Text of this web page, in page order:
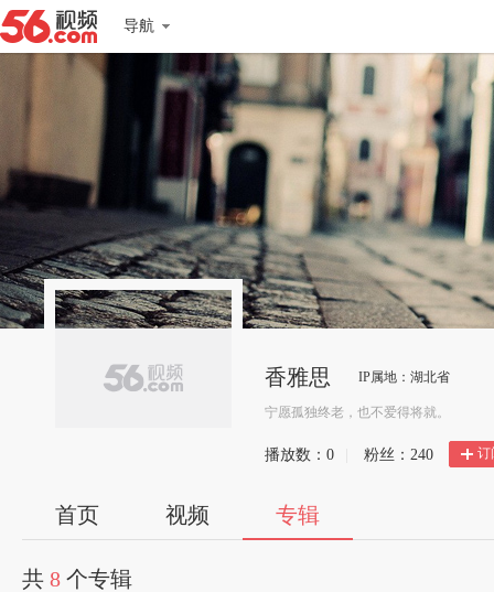
导航
香雅思 IP属地：湖北省
宁愿孤独终老，也不爱得将就。
播放数： 0 粉丝： 240 订
首页 视频 专辑
共 8 个专辑